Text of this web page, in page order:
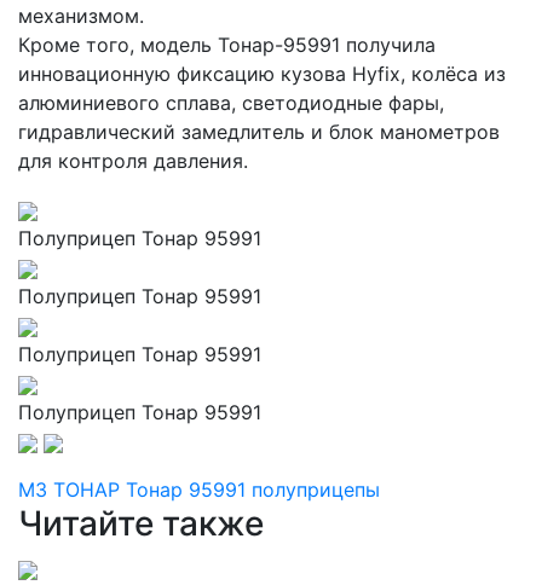
механизмом.
Кроме того, модель Тонар-95991 получила
инновационную фиксацию кузова Hyfix, колёса из
алюминиевого сплава, светодиодные фары,
гидравлический замедлитель и блок манометров
для контроля давления.
Полуприцеп Тонар 95991
Полуприцеп Тонар 95991
Полуприцеп Тонар 95991
Полуприцеп Тонар 95991
МЗ ТОНАР Тонар 95991 полуприцепы
Читайте также